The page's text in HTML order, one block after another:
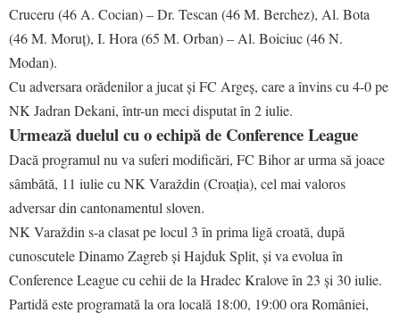
Cruceru (46 A. Cocian) – Dr. Tescan (46 M. Berchez), Al. Bota
(46 M. Moruț), I. Hora (65 M. Orban) – Al. Boiciuc (46 N.
Modan).
Cu adversara orădenilor a jucat și FC Argeș, care a învins cu 4-0 pe
NK Jadran Dekani, într-un meci disputat în 2 iulie.
Urmează duelul cu o echipă de Conference League
Dacă programul nu va suferi modificări, FC Bihor ar urma să joace
sâmbătă, 11 iulie cu NK Varaždin (Croația), cel mai valoros
adversar din cantonamentul sloven.
NK Varaždin s-a clasat pe locul 3 în prima ligă croată, după
cunoscutele Dinamo Zagreb și Hajduk Split, și va evolua în
Conference League cu cehii de la Hradec Kralove în 23 și 30 iulie.
Partidă este programată la ora locală 18:00, 19:00 ora României,